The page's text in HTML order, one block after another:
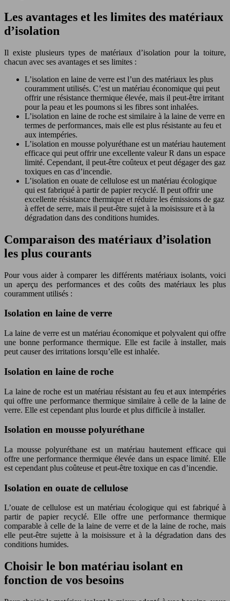
Les avantages et les limites des matériaux
d’isolation
Il existe plusieurs types de matériaux d’isolation pour la toiture,
chacun avec ses avantages et ses limites :
L’isolation en laine de verre est l’un des matériaux les plus
couramment utilisés. C’est un matériau économique qui peut
offrir une résistance thermique élevée, mais il peut-être irritant
pour la peau et les poumons si les fibres sont inhalées.
L’isolation en laine de roche est similaire à la laine de verre en
termes de performances, mais elle est plus résistante au feu et
aux intempéries.
L’isolation en mousse polyuréthane est un matériau hautement
efficace qui peut offrir une excellente valeur R dans un espace
limité. Cependant, il peut-être coûteux et peut dégager des gaz
toxiques en cas d’incendie.
L’isolation en ouate de cellulose est un matériau écologique
qui est fabriqué à partir de papier recyclé. Il peut offrir une
excellente résistance thermique et réduire les émissions de gaz
à effet de serre, mais il peut-être sujet à la moisissure et à la
dégradation dans des conditions humides.
Comparaison des matériaux d’isolation
les plus courants
Pour vous aider à comparer les différents matériaux isolants, voici
un aperçu des performances et des coûts des matériaux les plus
couramment utilisés :
Isolation en laine de verre
La laine de verre est un matériau économique et polyvalent qui offre
une bonne performance thermique. Elle est facile à installer, mais
peut causer des irritations lorsqu’elle est inhalée.
Isolation en laine de roche
La laine de roche est un matériau résistant au feu et aux intempéries
qui offre une performance thermique similaire à celle de la laine de
verre. Elle est cependant plus lourde et plus difficile à installer.
Isolation en mousse polyuréthane
La mousse polyuréthane est un matériau hautement efficace qui
offre une performance thermique élevée dans un espace limité. Elle
est cependant plus coûteuse et peut-être toxique en cas d’incendie.
Isolation en ouate de cellulose
L’ouate de cellulose est un matériau écologique qui est fabriqué à
partir de papier recyclé. Elle offre une performance thermique
comparable à celle de la laine de verre et de la laine de roche, mais
elle peut-être sujette à la moisissure et à la dégradation dans des
conditions humides.
Choisir le bon matériau isolant en
fonction de vos besoins